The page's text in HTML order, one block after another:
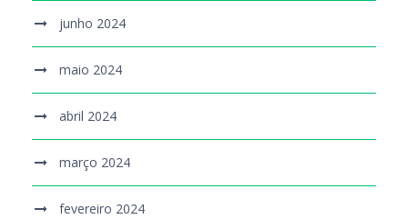
junho 2024
maio 2024
abril 2024
março 2024
fevereiro 2024